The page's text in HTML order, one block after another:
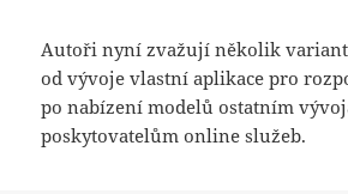
Autoři nyní zvažují několik
od vývoje vlastní aplikace pro
po nabízení modelů ostatním
poskytovatelům online služeb.